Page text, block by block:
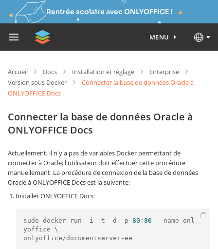
Rentrée scolaire avec ONLYOFFICE !
MENU
Accueil Docs Installation et réglage
Enterprise
Version sous Docker
Connecter la base de données Oracle à
ONLYOFFICE Docs
Connecter la base de données Oracle à
ONLYOFFICE Docs
Actuellement, il n'y a pas de variables Docker permettant de
connecter à Oracle; l'utilisateur doit effectuer cette procédure
manuellement. La procédure de connexion de la base de données
Oracle à ONLYOFFICE Docs est la suivante:
Installer ONLYOFFICE Docs:
sudo docker run - i -t -d - p 80 : 80 -- name onl
onlyoffice/documentserver-ee